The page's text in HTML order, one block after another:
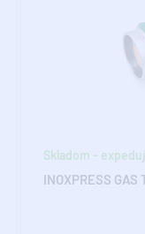
Skladom -
INOXPRESS